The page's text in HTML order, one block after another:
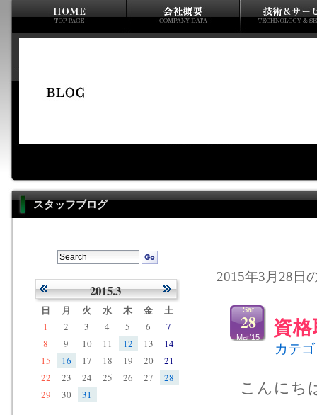
スタッフブログ
2015年3月28日
資
Sat
28
Mar’15
カテ
こんにち
2015.3
日 月 火 水 木 金 土
1 2 3 4 5 6
7
8
9 10 11 12 13
14
15
16 17 18 19 20
21
22
23 24 25 26 27
28
29
30 31